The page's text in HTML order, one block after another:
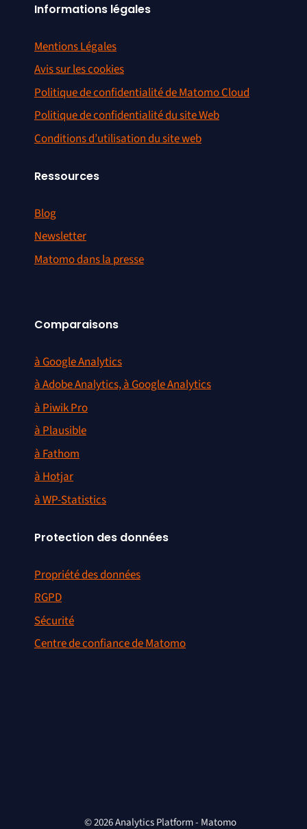
Informations légales
Mentions Légales
Avis sur les cookies
Politique de confidentialité de Matomo Cloud
Politique de confidentialité du site Web
Conditions d’utilisation du site web
Ressources
Blog
Newsletter
Matomo dans la presse
Comparaisons
à Google Analytics
à Adobe Analytics, à Google Analytics
à Piwik Pro
à Plausible
à Fathom
à Hotjar
à WP-Statistics
Protection des données
Propriété des données
RGPD
Sécurité
Centre de confiance de Matomo
© 2026 Analytics Platform - Matomo